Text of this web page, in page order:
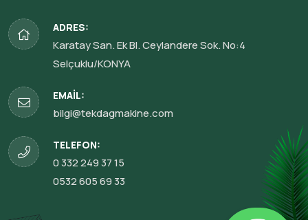
ADRES:
Karatay San. Ek Bl. Ceylandere Sok. No:4
Selçuklu/KONYA
EMAIL:
bilgi@tekdagmakine.com
TELEFON:
0 332 249 37 15
0532 605 69 33